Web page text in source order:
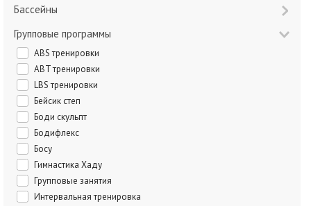
Бассейны
Групповые программы
ABS тренировки
ABT тренировки
LBS тренировки
Бейсик степ
Боди скульпт
Бодифлекс
Босу
Гимнастика Хаду
Групповые занятия
Интервальная тренировка